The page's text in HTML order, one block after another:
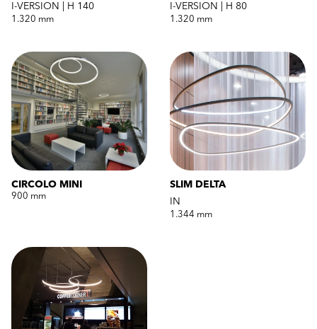
I-VERSION | H 140
1.320 mm
I-VERSION | H 80
1.320 mm
CIRCOLO MINI
900 mm
SLIM DELTA
IN
1.344 mm